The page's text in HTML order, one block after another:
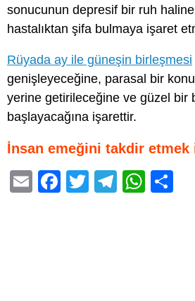
sonucunun depresif bir ruh
hastalıktan şifa bulmaya işaret
Rüyada ay ile güneşin birleşmesi
genişleyeceğine, parasal bir
yerine getirileceğine ve güzel bir
başlayacağına işarettir.
İnsan emeğini takdir etmek
E
F
T
T
W